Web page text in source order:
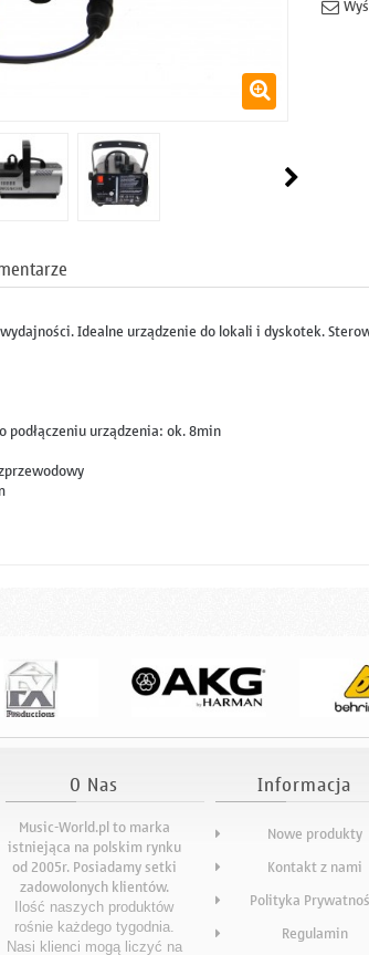
Idealne urządzenie do lokali i dyskotek.
podłączeniu urządzenia: ok. 8min
O Nas
Music-World.pl to marka
istniejąca na polskim rynku
od 2005r. Posiadamy setki
zadowolonych klientów.
Ilość naszych produktów
rośnie każdego tygodnia.
Nasi klienci mogą liczyć na
Informacja
Nowe produkty
Kontakt z nami
Polityka
Regulamin